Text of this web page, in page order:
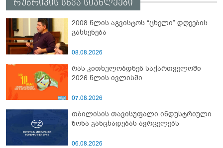
რუბრიკის სხვა სიახლეები
2008 წლის აგვისტოს “ცხელი” დღეების
გახსენება
08.08.2026
რას კითხულობდნენ საქართველოში
2026 წლის ივლისში
07.08.2026
თბილისის თავისუფალი ინდუსტრიული
ზონა განცხადებას ავრცელებს
06.08.2026